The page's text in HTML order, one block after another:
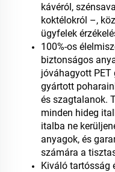
kávéról,
koktélokról –,
ügyfelek
100%-os
biztonságos
jóváhagyott
gyártott
és szagtalanok.
minden hideg
italba ne
anyagok, és
számára a
Kiváló tartósság